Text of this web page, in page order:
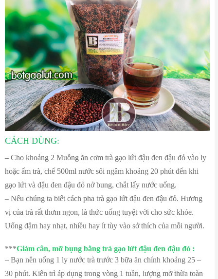
CÁCH DÙNG:
– Cho khoảng 2 Muỗng ăn cơm trà gạo lứt đậu đen đậu đỏ vào ly
hoặc ấm trà, chế 500ml nước sôi ngâm khoảng 20 phút đến khi
gạo lứt và đậu đen đậu đỏ nở bung, chắt lấy nước uống.
– Nếu chúng ta biết cách pha trà gạo lứt đậu đen đậu đỏ. Hương
vị của trà rất thơm ngon, là thức uống tuyệt vời cho sức khỏe.
Uống đậm hay nhạt, nhiều hay ít tùy vào sở thích của mỗi người.
***Giảm cân, mỡ bụng bằng trà gạo lứt đậu đen đậu đỏ :
– Bạn nên uống 1 ly nước trà trước 3 bữa ăn chính khoảng 25 –
30 phút. Kiên trì áp dụng trong vòng 1 tuần, lượng mỡ thừa toàn